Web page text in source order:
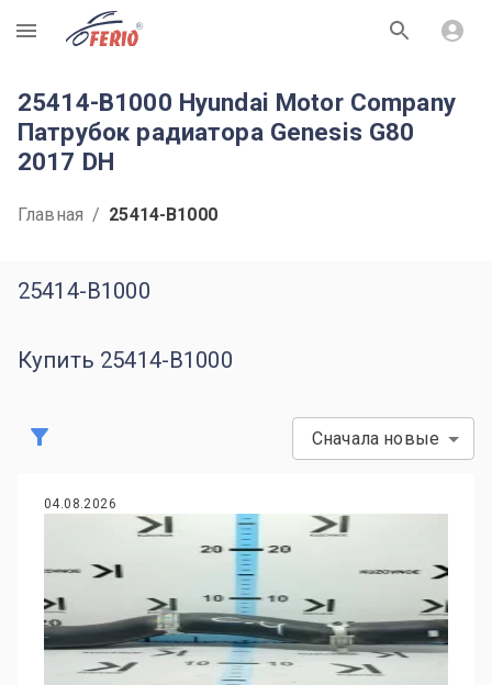
R
25414-B1000 Hyundai Motor Company
Патрубок радиатора Genesis G80
2017 DH
Главная / 25414-B1000
25414-B1000
Купить 25414-B1000
Сначала новые
04.08.2026